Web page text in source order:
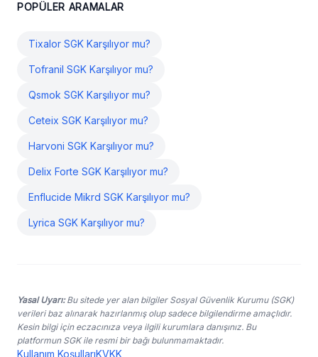
POPÜLER ARAMALAR
Tixalor SGK Karşılıyor mu?
Tofranil SGK Karşılıyor mu?
Qsmok SGK Karşılıyor mu?
Ceteix SGK Karşılıyor mu?
Harvoni SGK Karşılıyor mu?
Delix Forte SGK Karşılıyor mu?
Enflucide Mikrd SGK Karşılıyor mu?
Lyrica SGK Karşılıyor mu?
Yasal Uyarı:Bu sitede yer alan bilgiler Sosyal Güvenlik Kurumu (SGK)
verileri baz alınarak hazırlanmış olup sadece bilgilendirme amaçlıdır.
Kesin bilgi için eczacınıza veya ilgili kurumlara danışınız. Bu
platformun SGK ile resmi bir bağı bulunmamaktadır.
Kullanım KoşullarıKVKK